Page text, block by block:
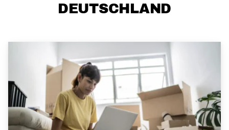
DEUTSCHLAND